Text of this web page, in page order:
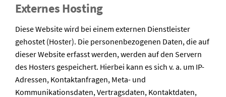
Externes Hosting
Diese Website wird bei einem externen Dienstleister
gehostet (Hoster). Die personenbezogenen Daten, die auf
dieser Website erfasst werden, werden auf den Servern
des Hosters gespeichert. Hierbei kann es sich v. a. um IP-
Adressen, Kontaktanfragen, Meta- und
Kommunikationsdaten, Vertragsdaten, Kontaktdaten,